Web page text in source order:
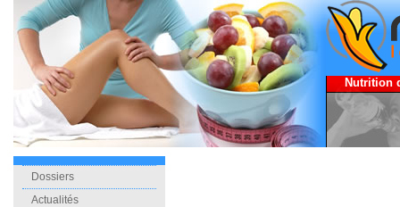
Nutrition
Dossiers
Actualités